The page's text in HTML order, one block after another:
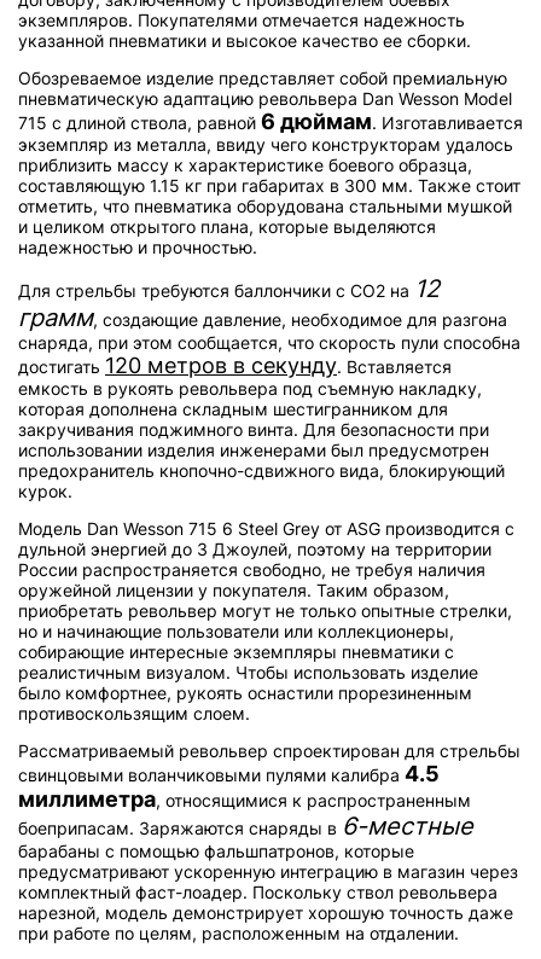
экземпляров. Покупателями отмечается надежность
указанной пневматики и высокое качество ее сборки.
Обозреваемое изделие представляет собой премиальную
пневматическую адаптацию револьвера Dan Wesson Model
715 с длиной ствола, равной 6 дюймам. Изготавливается
экземпляр из металла, ввиду чего конструкторам удалось
приблизить массу к характеристике боевого образца,
составляющую 1.15 кг при габаритах в 300 мм. Также стоит
отметить, что пневматика оборудована стальными мушкой
и целиком открытого плана, которые выделяются
надежностью и прочностью.
Для стрельбы требуются баллончики с CO2 на 12
грамм, создающие давление, необходимое для разгона
снаряда, при этом сообщается, что скорость пули способна
достигать 120 метров в секунду. Вставляется
емкость в рукоять револьвера под съемную накладку,
которая дополнена складным шестигранником для
закручивания поджимного винта. Для безопасности при
использовании изделия инженерами был предусмотрен
предохранитель кнопочно-сдвижного вида, блокирующий
курок.
Модель Dan Wesson 715 6 Steel Grey от ASG производится с
дульной энергией до 3 Джоулей, поэтому на территории
России распространяется свободно, не требуя наличия
оружейной лицензии у покупателя. Таким образом,
приобретать револьвер могут не только опытные стрелки,
но и начинающие пользователи или коллекционеры,
собирающие интересные экземпляры пневматики с
реалистичным визуалом. Чтобы использовать изделие
было комфортнее, рукоять оснастили прорезиненным
противоскользящим слоем.
Рассматриваемый револьвер спроектирован для стрельбы
свинцовыми воланчиковыми пулями калибра 4.5
миллиметра, относящимися к распространенным
боеприпасам. Заряжаются снаряды в 6-местные
барабаны с помощью фальшпатронов, которые
предусматривают ускоренную интеграцию в магазин через
комплектный фаст-лоадер. Поскольку ствол револьвера
нарезной, модель демонстрирует хорошую точность даже
при работе по целям, расположенным на отдалении.